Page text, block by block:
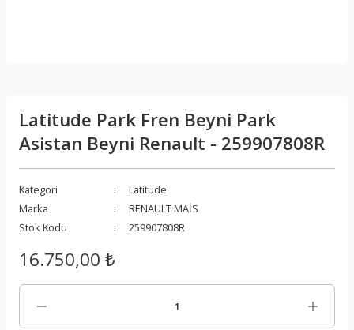
Latitude Park Fren Beyni Park
Asistan Beyni Renault - 259907808R
Kategori
Latitude
Marka
RENAULT MAİS
Stok Kodu
259907808R
16.750,00 ₺